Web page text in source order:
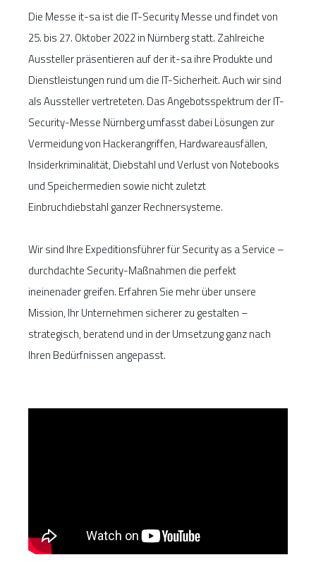
Die Messe it-sa ist die IT-Security Messe und findet von
25. bis 27. Oktober 2022 in Nürnberg statt. Zahlreiche
Aussteller präsentieren auf der it-sa ihre Produkte und
Dienstleistungen rund um die IT-Sicherheit. Auch wir sind
als Aussteller vertreteten. Das Angebotsspektrum der IT-
Security-Messe Nürnberg umfasst dabei Lösungen zur
Vermeidung von Hackerangriffen, Hardwareausfällen,
Insiderkriminalität, Diebstahl und Verlust von Notebooks
und Speichermedien sowie nicht zuletzt
Einbruchdiebstahl ganzer Rechnersysteme.
Wir sind Ihre Expeditionsführer für Security as a Service –
durchdachte Security-Maßnahmen die perfekt
ineinenader greifen. Erfahren Sie mehr über unsere
Mission, Ihr Unternehmen sicherer zu gestalten –
strategisch, beratend und in der Umsetzung ganz nach
Ihren Bedürfnissen angepasst.